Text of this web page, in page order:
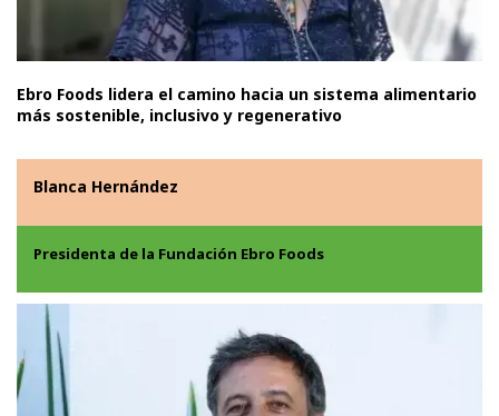
Ebro Foods lidera el camino hacia un sistema alimentario
más sostenible, inclusivo y regenerativo
Blanca Hernández
Presidenta de la Fundación Ebro Foods